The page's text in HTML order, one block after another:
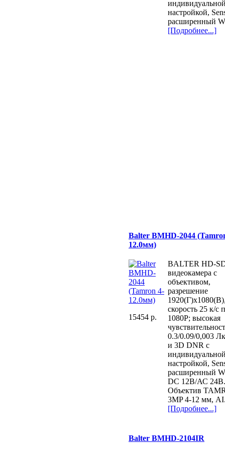
настройкой,
расширенный
[Подробнее...]
Balter BMHD-2044
12.0мм)
15454 p.
BALTER HD-
видеокамера с
объективом,
разрешение
скорость 25 к/с
1080P; высокая
0.3/0.09/0,003
и 3D DNR с
настройкой,
расширенный
DC 12В/АС
Объектив
3MP 4-12 мм,
[Подробнее...]
Balter BMHD-2104IR